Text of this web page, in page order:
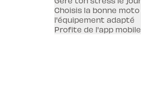
Choisis la bonne
l'équipement adapté
Profite de l'app